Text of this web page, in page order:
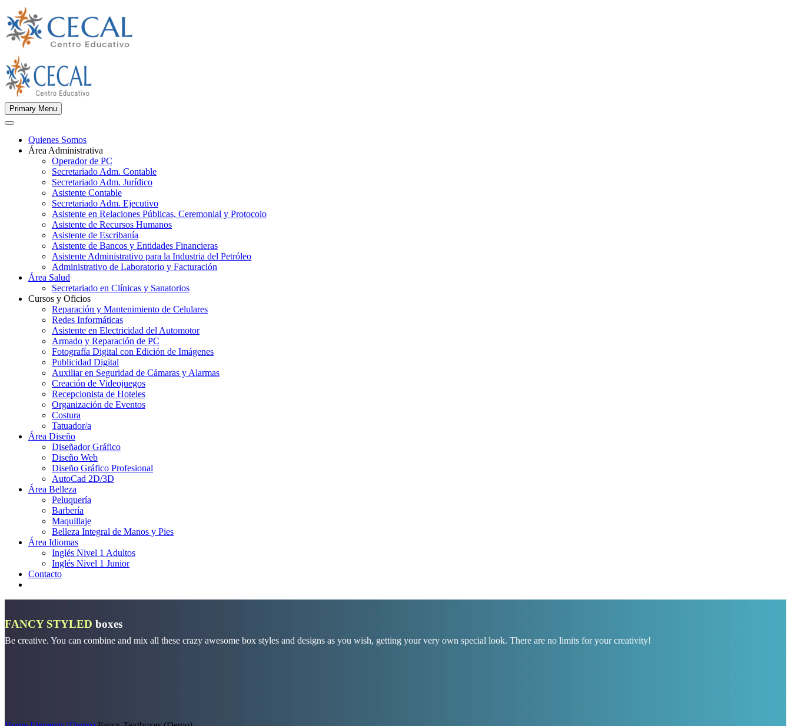
Primary Menu
Quienes Somos
Área Administrativa
Operador de PC
Secretariado Adm. Contable
Secretariado Adm. Jurídico
Asistente Contable
Secretariado Adm. Ejecutivo
Asistente en Relaciones Públicas, Ceremonial y Protocolo
Asistente de Recursos Humanos
Asistente de Escribanía
Asistente de Bancos y Entidades Financieras
Asistente Administrativo para la Industria del Petróleo
Administrativo de Laboratorio y Facturación
Área Salud
Secretariado en Clínicas y Sanatorios
Cursos y Oficios
Reparación y Mantenimiento de Celulares
Redes Informáticas
Asistente en Electricidad del Automotor
Armado y Reparación de PC
Fotografía Digital con Edición de Imágenes
Publicidad Digital
Auxiliar en Seguridad de Cámaras y Alarmas
Creación de Videojuegos
Recepcionista de Hoteles
Organización de Eventos
Costura
Tatuador/a
Área Diseño
Diseñador Gráfico
Diseño Web
Diseño Gráfico Profesional
AutoCad 2D/3D
Área Belleza
Peluquería
Barbería
Maquillaje
Belleza Integral de Manos y Pies
Área Idiomas
Inglés Nivel 1 Adultos
Inglés Nivel 1 Junior
Contacto
FANCY STYLED boxes
Be creative. You can combine and mix all these crazy awesome box styles and designs as you wish, getting your very own special look. There are no limits for your creativity!